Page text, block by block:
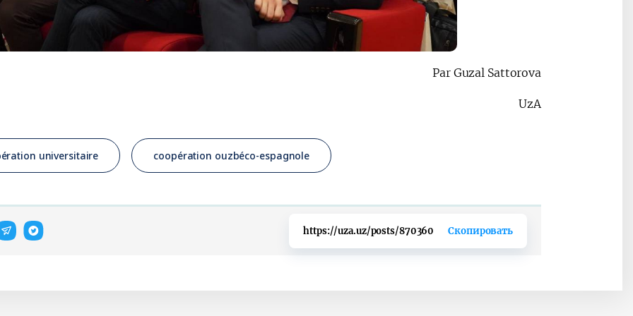
Par Guzal Sattorova
UzA
universitaire coopération ouzbéco-espagnole
https://uza.uz/posts/870360 Скопировать